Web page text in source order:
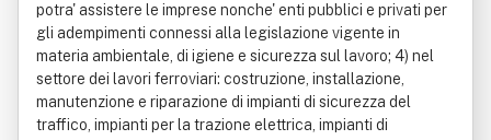
potra' assistere le imprese nonche' enti pubblici e privati per
gli adempimenti connessi alla legislazione vigente in
materia ambientale, di igiene e sicurezza sul lavoro; 4) nel
settore dei lavori ferroviari: costruzione, installazione,
manutenzione e riparazione di impianti di sicurezza del
traffico, impianti per la trazione elettrica, impianti di